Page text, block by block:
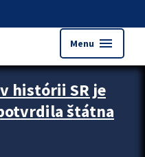
Menu menu
histórii SR je
štátna